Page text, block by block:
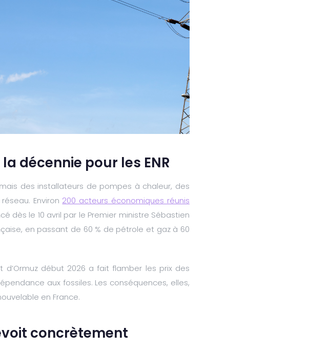
décennie pour les ENR
des installateurs de pompes à chaleur, des
Environ 200 acteurs économiques réunis
dès le 10 avril par le Premier ministre Sébastien
en passant de 60 % de pétrole et gaz à 60
début 2026 a fait flamber les prix des
aux fossiles. Les conséquences, elles,
en France.
concrètement